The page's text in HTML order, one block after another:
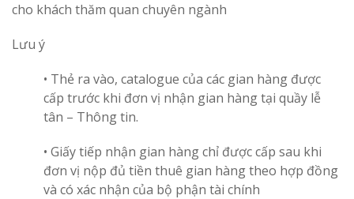
cho khách thăm quan chuyên ngành
Lưu ý
• Thẻ ra vào, catalogue của các gian hàng được
cấp trước khi đơn vị nhận gian hàng tại quầy lễ
tân – Thông tin.
• Giấy tiếp nhận gian hàng chỉ được cấp sau khi
đơn vị nộp đủ tiền thuê gian hàng theo hợp đồng
và có xác nhận của bộ phận tài chính